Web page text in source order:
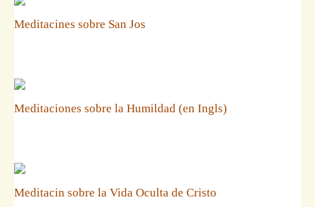
Meditacines sobre San Jos
Meditaciones sobre la Humildad (en Ingls)
Meditacin sobre la Vida Oculta de Cristo